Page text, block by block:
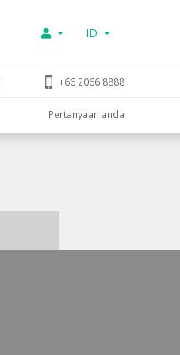
ID
+66 2066 8888
Pertanyaan anda